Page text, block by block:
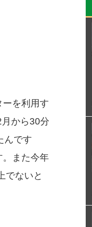
を利用す
から30分
んです
。また今年
でないと